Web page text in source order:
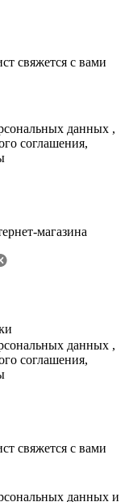
свяжется с вами
данных ,
соглашения,
магазина
данных ,
соглашения,
свяжется с вами
данных и